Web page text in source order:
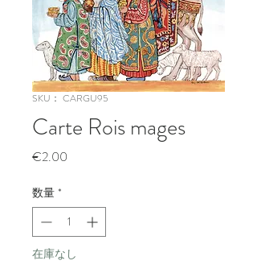
SKU： CARGU95
Carte Rois mages
€2.00
数量 *
在庫なし